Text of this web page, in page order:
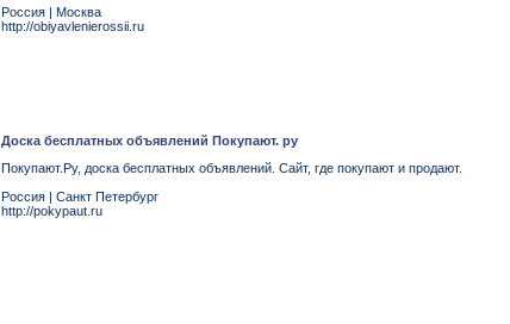
Россия | Москва
http://obiyavlenierossii.ru
Доска бесплатных объявлений Покупают. ру
Покупают.Ру, доска бесплатных объявлений. Сайт, где покупают и продают.
Россия | Санкт Петербург
http://pokypaut.ru